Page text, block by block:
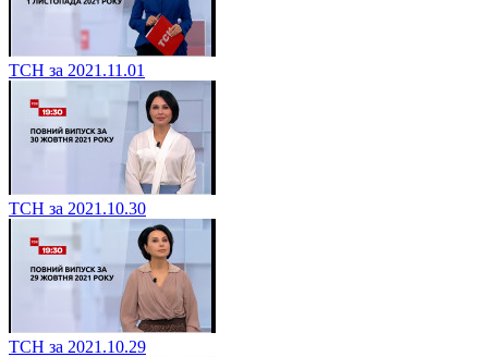
ТСН за 2021.11.01
ТСН за 2021.10.30
ТСН за 2021.10.29